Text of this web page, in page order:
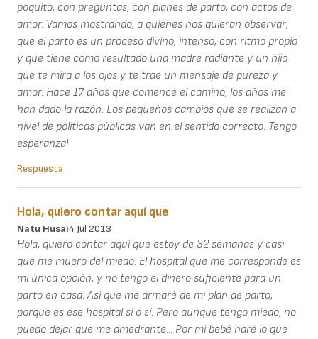
poquito, con preguntas, con planes de parto, con actos de
amor. Vamos mostrando, a quienes nos quieran observar,
que el parto es un proceso divino, intenso, con ritmo propio
y que tiene como resultado una madre radiante y un hijo
que te mira a los ojos y te trae un mensaje de pureza y
amor. Hace 17 años que comencé el camino, los años me
han dado la razón. Los pequeños cambios que se realizan a
nivel de políticas públicas van en el sentido correcto. Tengo
esperanza!
Respuesta
Hola, quiero contar aquí que
Natu Husai4 Jul 2013
Hola, quiero contar aquí que estoy de 32 semanas y casi
que me muero del miedo. El hospital que me corresponde es
mi única opción, y no tengo el dinero suficiente para un
parto en casa. Así que me armaré de mi plan de parto,
porque es ese hospital sí o sí. Pero aunque tengo miedo, no
puedo dejar que me amedrante... Por mi bebé haré lo que